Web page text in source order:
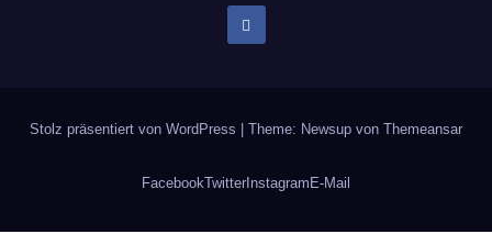
Stolz präsentiert von WordPress Theme: Newsup von Themeansar
FacebookTwitterInstagramE-Mail